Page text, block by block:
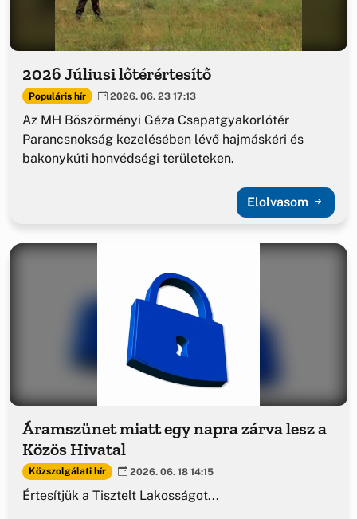
2026 Júliusi lőtérértesítő
Populáris hír 2026. 06. 23 17:13
Az MH Böszörményi Géza Csapatgyakorlótér
Parancsnokság kezelésében lévő hajmáskéri és
bakonykúti honvédségi területeken.
Elolvasom
Áramszünet miatt egy napra zárva lesz a
Közös Hivatal
Közszolgálati hír 2026. 06. 18 14:15
Értesítjük a Tisztelt Lakosságot...